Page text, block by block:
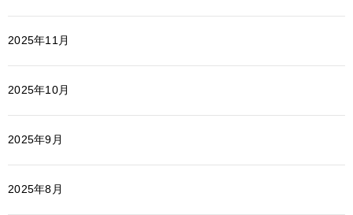
2025年11月
2025年10月
2025年9月
2025年8月